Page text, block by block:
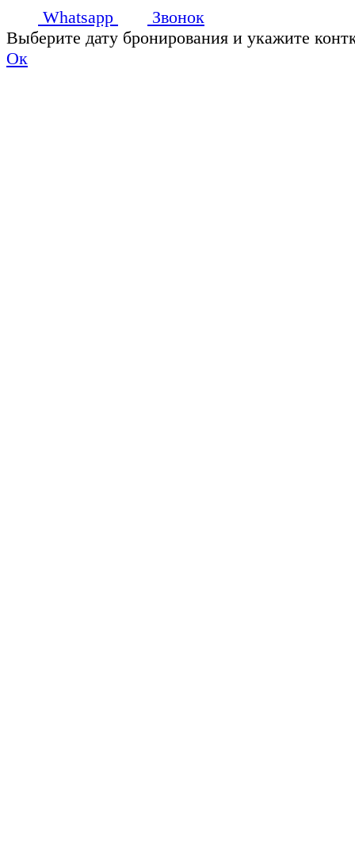
Whatsapp
Звонок
Выберите дату бронирования и укажите
Ок